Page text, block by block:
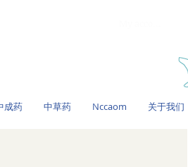
成药 中草药 Nccaom 关于我们